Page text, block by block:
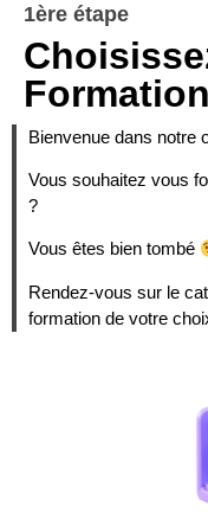
1ère étape
Bienvenue dans notre
Vous souhaitez vous
?
Vous êtes bien tombé
Rendez-vous sur le
formation de votre